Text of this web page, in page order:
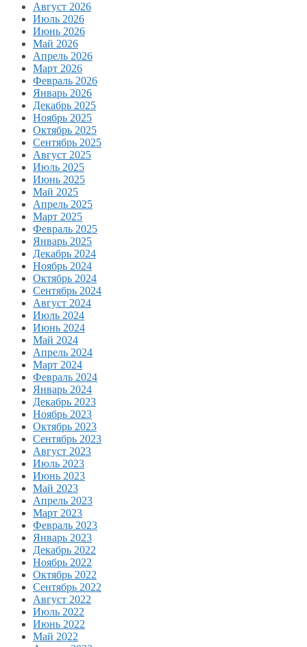
Август 2026
Июль 2026
Июнь 2026
Май 2026
Апрель 2026
Март 2026
Февраль 2026
Январь 2026
Декабрь 2025
Ноябрь 2025
Октябрь 2025
Сентябрь 2025
Август 2025
Июль 2025
Июнь 2025
Май 2025
Апрель 2025
Март 2025
Февраль 2025
Январь 2025
Декабрь 2024
Ноябрь 2024
Октябрь 2024
Сентябрь 2024
Август 2024
Июль 2024
Июнь 2024
Май 2024
Апрель 2024
Март 2024
Февраль 2024
Январь 2024
Декабрь 2023
Ноябрь 2023
Октябрь 2023
Сентябрь 2023
Август 2023
Июль 2023
Июнь 2023
Май 2023
Апрель 2023
Март 2023
Февраль 2023
Январь 2023
Декабрь 2022
Ноябрь 2022
Октябрь 2022
Сентябрь 2022
Август 2022
Июль 2022
Июнь 2022
Май 2022